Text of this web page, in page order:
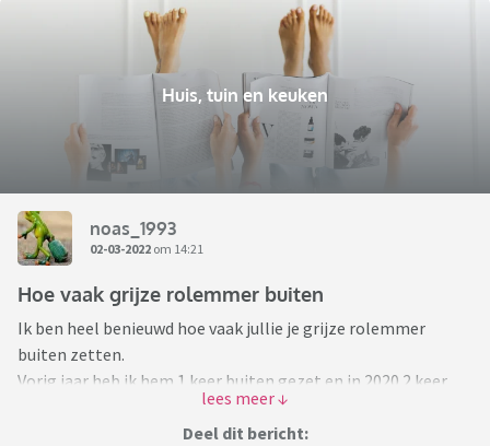
Huis, tuin en keuken
noas_1993
02-03-2022 om 14:21
Hoe vaak grijze rolemmer buiten
Ik ben heel benieuwd hoe vaak jullie je grijze rolemmer
buiten zetten.
Vorig jaar heb ik hem 1 keer buiten gezet en in 2020 2 keer
Bij ons komen ze elke 2 weken langs, maar naast je
Deel dit bericht: